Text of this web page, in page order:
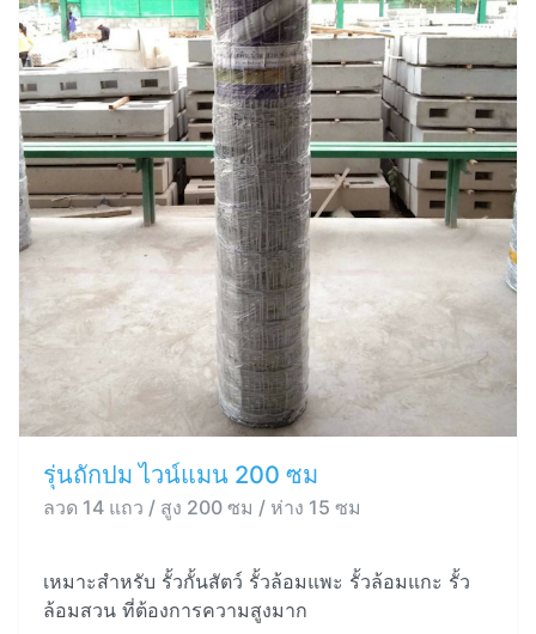
รุ่นถักปม ไวน์แมน 200 ซม
ลวด 14 แถว / สูง 200 ซม / ห่าง 15 ซม
เหมาะสำหรับ รั้วกั้นสัตว์ รั้วล้อมแพะ รั้วล้อมแกะ รั้ว
ล้อมสวน ที่ต้องการความสูงมาก